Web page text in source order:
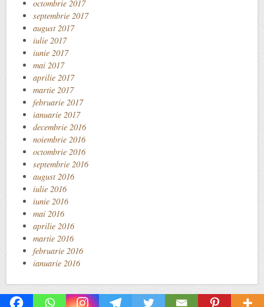
octombrie 2017
septembrie 2017
august 2017
iulie 2017
iunie 2017
mai 2017
aprilie 2017
martie 2017
februarie 2017
ianuarie 2017
decembrie 2016
noiembrie 2016
octombrie 2016
septembrie 2016
august 2016
iulie 2016
iunie 2016
mai 2016
aprilie 2016
martie 2016
februarie 2016
ianuarie 2016